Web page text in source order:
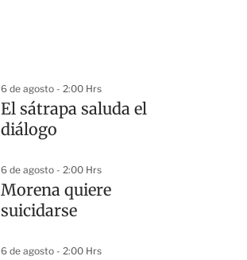
6 de agosto - 2:00 Hrs
El sátrapa saluda el
diálogo
6 de agosto - 2:00 Hrs
Morena quiere
suicidarse
6 de agosto - 2:00 Hrs